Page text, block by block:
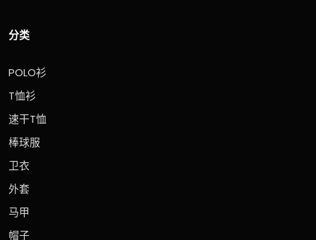
分类
POLO衫
T恤衫
速干T恤
棒球服
卫衣
外套
马甲
帽子